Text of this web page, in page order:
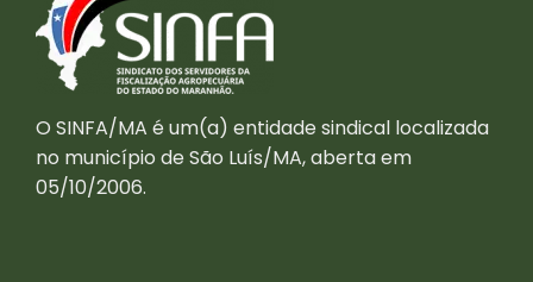
O SINFA/MA é um(a) entidade sindical localizada
no município de São Luís/MA, aberta em
05/10/2006.